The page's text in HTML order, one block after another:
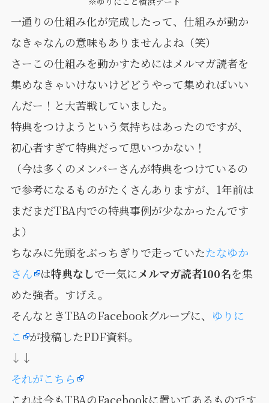
一通りの仕組み化が完成したって、仕組みが動か
なきゃなんの意味もありませんよね（笑）
さーこの仕組みを動かすためにはメルマガ読者を
集めなきゃいけないけどどうやって集めればいい
んだー！と大苦戦していました。
特典をつけようという気持ちはあったのですが、
初心者すぎて特典だって思いつかない！
（今は多くのメンバーさんが特典をつけているの
で参考になるものがたくさんありますが、1年前は
まだまだTBA内での特典事例が少なかったんです
よ）
ちなみに先頭をぶっちぎりで走っていたたなゆか
さん は特典なしで一気にメルマガ読者100名を集
めた強者。すげえ。
そんなときTBAのFacebookグループに、 ゆりに
こ
が投稿したPDF資料。
↓↓
それがこちら
これは今もTBAのFacebookに置いてあるものです